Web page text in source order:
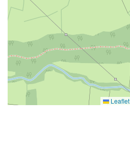
Leaflet